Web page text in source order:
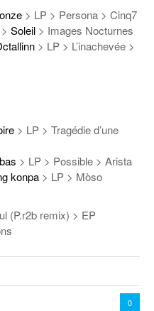
> LP > Persona > Cinq7
Soleil > Images Nocturnes
> LP > L’inachevée >
> LP > Tragédie d’une
> LP > Possible > Arista
konpa > LP > Mòso
(P.r2b remix) > EP
0